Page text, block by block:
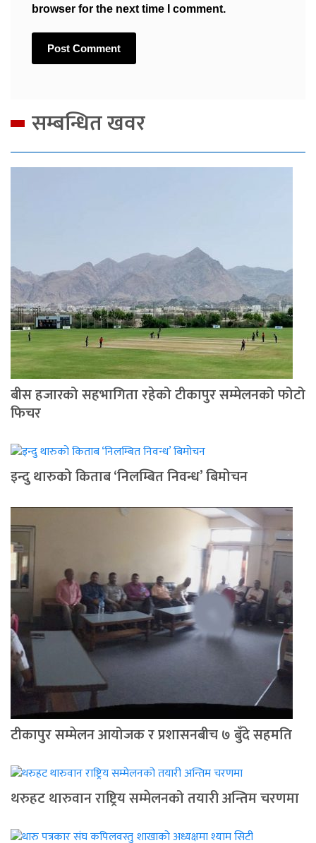
browser for the next time I comment.
सम्बन्धित खवर
बीस हजारको सहभागिता रहेको टीकापुर सम्मेलनको फोटो
फिचर
इन्दु थारुको किताब ‘निलम्बित निवन्ध’ बिमोचन
टीकापुर सम्मेलन आयोजक र प्रशासनबीच ७ बुँदे सहमति
थरुहट थारुवान राष्ट्रिय सम्मेलनको तयारी अन्तिम चरणमा